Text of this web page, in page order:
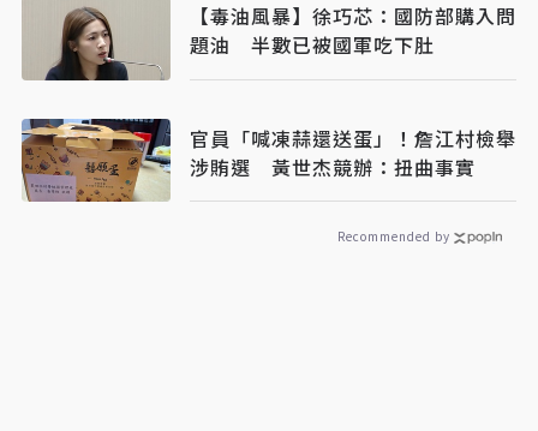
【毒油風暴】徐巧芯：國防部購入問
題油 半數已被國軍吃下肚
官員「喊凍蒜還送蛋」！詹江村檢舉
涉賄選 黃世杰競辦：扭曲事實
Recommended by